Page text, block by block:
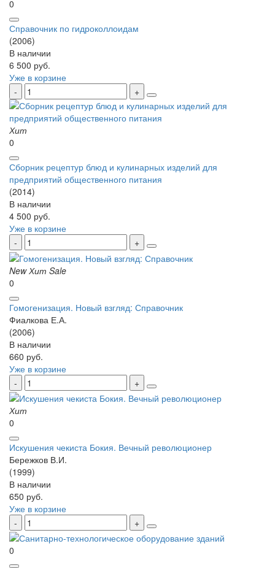
0
Справочник по гидроколлоидам
(2006)
В наличии
6 500 руб.
Уже в корзине
Хит
0
Сборник рецептур блюд и кулинарных изделий для
предприятий общественного питания
(2014)
В наличии
4 500 руб.
Уже в корзине
New Хит Sale
0
Гомогенизация. Новый взгляд: Справочник
Фиалкова Е.А.
(2006)
В наличии
660 руб.
Уже в корзине
Хит
0
Искушения чекиста Бокия. Вечный революционер
Бережков В.И.
(1999)
В наличии
650 руб.
Уже в корзине
0